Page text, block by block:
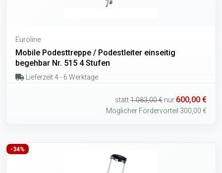
Euroline
Mobile Podesttreppe / Podestleiter einseitig
begehbar Nr. 515 4 Stufen
Lieferzeit 4 - 6 Werktage
statt1.083,00 € nur 600,00 €
Möglicher Fördervorteil 300,00 €
-34%